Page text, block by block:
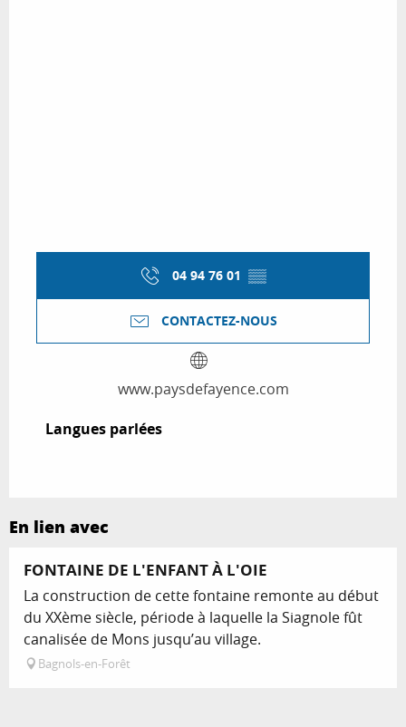
04 94 76 01 ▒▒
CONTACTEZ-NOUS
www.paysdefayence.com
Langues parlées
Langues parlées
En lien avec
FONTAINE DE L'ENFANT À L'OIE
La construction de cette fontaine remonte au début
du XXème siècle, période à laquelle la Siagnole fût
canalisée de Mons jusqu’au village.
Bagnols-en-Forêt